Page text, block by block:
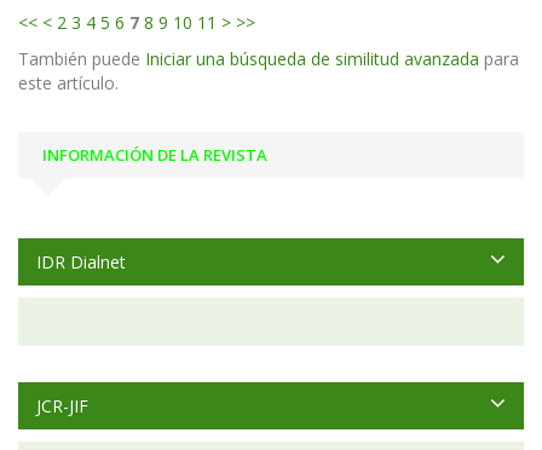
<< < 2 3 4 5 6 7 8 9 10 11 > >>
También puede Iniciar una búsqueda de similitud avanzada para
este artículo.
INFORMACIÓN DE LA REVISTA
IDR Dialnet
JCR-JIF